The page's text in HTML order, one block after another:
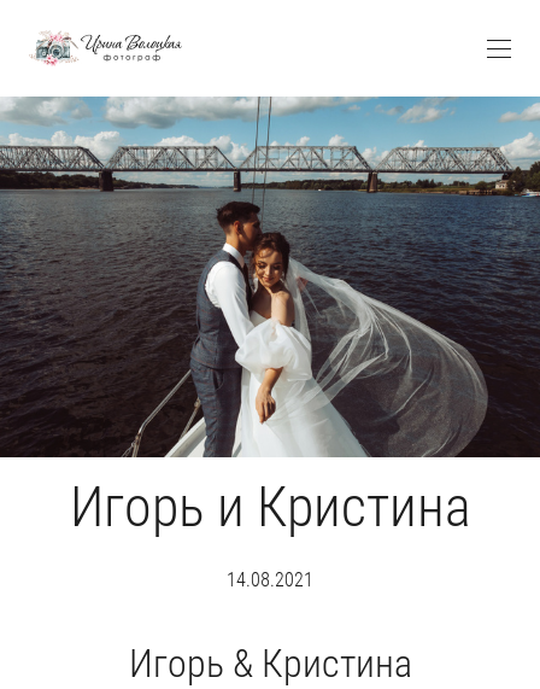
Игорь и Кристина
14.08.2021
Игорь & Кристина